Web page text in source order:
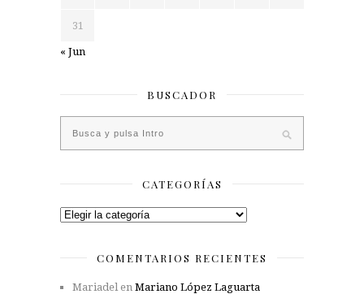
31
« Jun
BUSCADOR
CATEGORÍAS
Categorías
COMENTARIOS RECIENTES
Mariadel en Mariano López Laguarta